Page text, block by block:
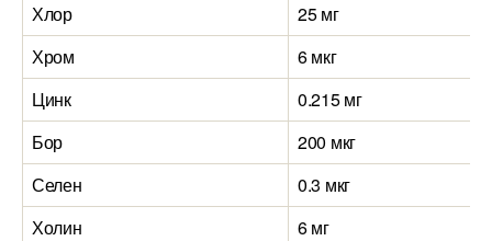
Хлор
25 мг
Хром
6 мкг
Цинк
0.215 мг
Бор
200 мкг
Селен
0.3 мкг
Холин
6 мг